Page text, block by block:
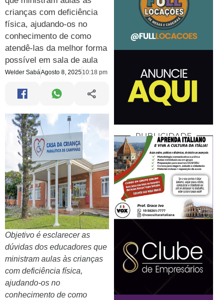
crianças com deficiência
física, ajudando-os no
conhecimento de como
atendê-las da melhor forma
possível em sala de aula
Welder SabáAgosto 8, 202510:18 pm
Objetivo é esclarecer as
dúvidas dos educadores que
ministram aulas às crianças
com deficiência física,
ajudando-os no
conhecimento de como
PUBLICIDADE